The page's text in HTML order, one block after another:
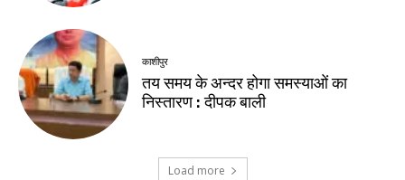
काशीपुर
तय समय के अन्दर होगा समस्याओं का
निस्तारण : दीपक बाली
Load more